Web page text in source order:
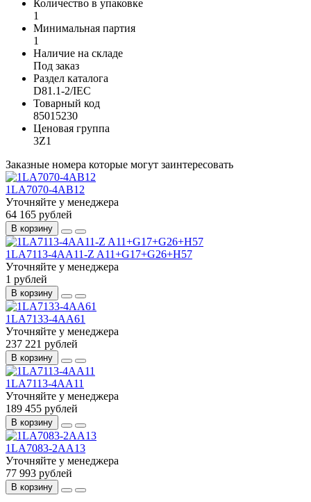
Количество в упаковке
1
Минимальная партия
1
Наличие на складе
Под заказ
Раздел каталога
D81.1-2/IEC
Товарный код
85015230
Ценовая группа
3Z1
Заказные номера которые могут заинтересовать
1LA7070-4AB12
Уточняйте у менеджера
64 165 рублей
В корзину
1LA7113-4AA11-Z A11+G17+G26+H57
Уточняйте у менеджера
1 рублей
В корзину
1LA7133-4AA61
Уточняйте у менеджера
237 221 рублей
В корзину
1LA7113-4AA11
Уточняйте у менеджера
189 455 рублей
В корзину
1LA7083-2AA13
Уточняйте у менеджера
77 993 рублей
В корзину